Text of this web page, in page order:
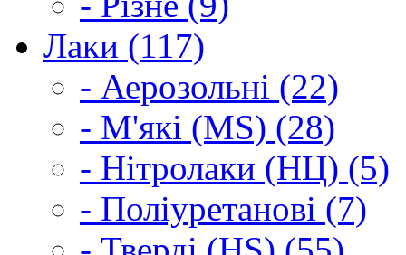
Лаки (117)
- Аерозольні (22)
- М'які (MS) (28)
- Нітролаки (НЦ) (5)
- Поліуретанові (7)